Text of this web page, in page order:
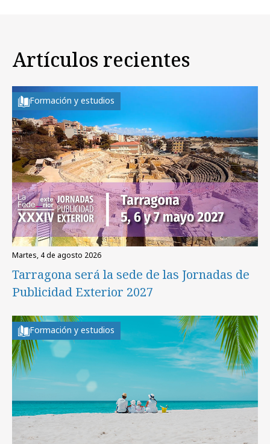
Artículos recientes
Formación y estudios
martes, 4 de agosto 2026
Tarragona será la sede de las Jornadas de
Publicidad Exterior 2027
Formación y estudios